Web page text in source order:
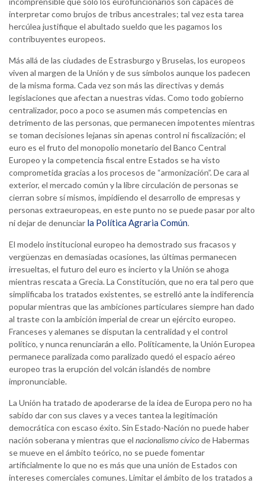
interpretar como brujos de tribus ancestrales; tal vez esta tarea
hercúlea justifique el abultado sueldo que les pagamos los
contribuyentes europeos.
Más allá de las ciudades de Estrasburgo y Bruselas, los europeos
viven al margen de la Unión y de sus símbolos aunque los padecen
de la misma forma. Cada vez son más las directivas y demás
legislaciones que afectan a nuestras vidas. Como todo gobierno
centralizador, poco a poco se asumen más competencias en
detrimento de las personas, que permanecen impotentes mientras
se toman decisiones lejanas sin apenas control ni fiscalización; el
euro es el fruto del monopolio monetario del Banco Central
Europeo y la competencia fiscal entre Estados se ha visto
comprometida gracias a los procesos de “armonización”. De cara al
exterior, el mercado común y la libre circulación de personas se
cierran sobre sí mismos, impidiendo el desarrollo de empresas y
personas extraeuropeas, en este punto no se puede pasar por alto
ni dejar de denunciar la Política Agraria Común.
El modelo institucional europeo ha demostrado sus fracasos y
vergüenzas en demasiadas ocasiones, las últimas permanecen
irresueltas, el futuro del euro es incierto y la Unión se ahoga
mientras rescata a Grecia. La Constitución, que no era tal pero que
simplificaba los tratados existentes, se estrelló ante la indiferencia
popular mientras que las ambiciones particulares siempre han dado
al traste con la ambición imperial de crear un ejército europeo.
Franceses y alemanes se disputan la centralidad y el control
político, y nunca renunciarán a ello. Políticamente, la Unión Europea
permanece paralizada como paralizado quedó el espacio aéreo
europeo tras la erupción del volcán islandés de nombre
impronunciable.
La Unión ha tratado de apoderarse de la idea de Europa pero no ha
sabido dar con sus claves y a veces tantea la legitimación
democrática con escaso éxito. Sin Estado-Nación no puede haber
nación soberana y mientras que el nacionalismo cívicode Habermas
se mueve en el ámbito teórico, no se puede fomentar
artificialmente lo que no es más que una unión de Estados con
intereses comerciales comunes. Limitar el ámbito de los tratados a